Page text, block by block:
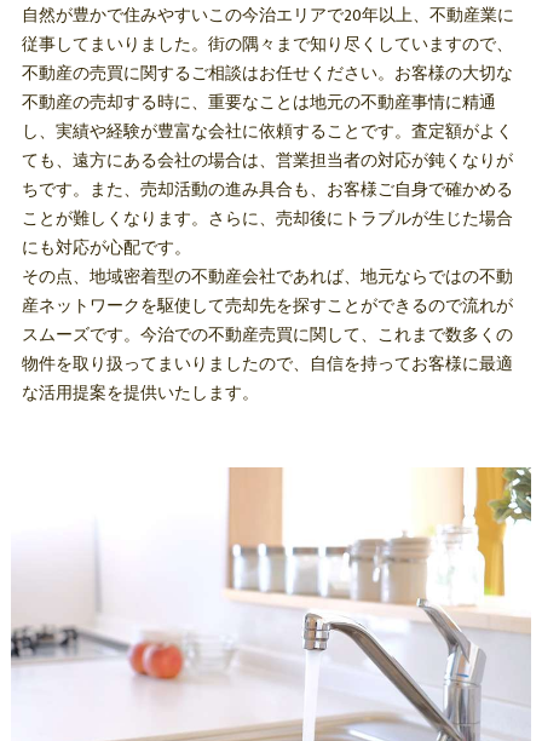
自然が豊かで住みやすいこの今治エリアで20年以上、不動産業に
従事してまいりました。街の隅々まで知り尽くしていますので、
不動産の売買に関するご相談はお任せください。お客様の大切な
不動産の売却する時に、重要なことは地元の不動産事情に精通
し、実績や経験が豊富な会社に依頼することです。査定額がよく
ても、遠方にある会社の場合は、営業担当者の対応が鈍くなりが
ちです。また、売却活動の進み具合も、お客様ご自身で確かめる
ことが難しくなります。さらに、売却後にトラブルが生じた場合
にも対応が心配です。
その点、地域密着型の不動産会社であれば、地元ならではの不動
産ネットワークを駆使して売却先を探すことができるので流れが
スムーズです。今治での不動産売買に関して、これまで数多くの
物件を取り扱ってまいりましたので、自信を持ってお客様に最適
な活用提案を提供いたします。